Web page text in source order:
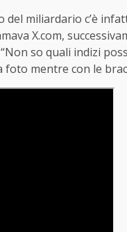
miliardario c’è
X.com,
so quali indizi
mentre con le